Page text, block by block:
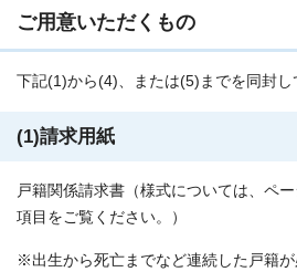
ご用意いただくもの
下記(1)から(4)、または(5)までを同封し
(1)請求用紙
戸籍関係請求書（様式については、ペ
項目をご覧ください。）
※出生から死亡までなど連続した戸籍